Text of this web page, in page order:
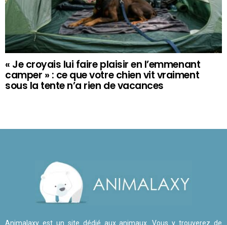
« Je croyais lui faire plaisir en l’emmenant
camper » : ce que votre chien vit vraiment
sous la tente n’a rien de vacances
Animalaxy est un site dédié aux animaux. Vous y trouverez de